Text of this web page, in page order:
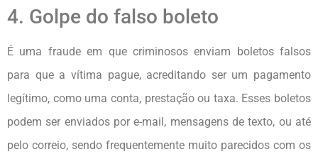
4. Golpe do falso boleto
É uma fraude em que criminosos enviam boletos falsos
para que a vítima pague, acreditando ser um pagamento
legítimo, como uma conta, prestação ou taxa. Esses boletos
podem ser enviados por e-mail, mensagens de texto, ou até
pelo correio, sendo frequentemente muito parecidos com os